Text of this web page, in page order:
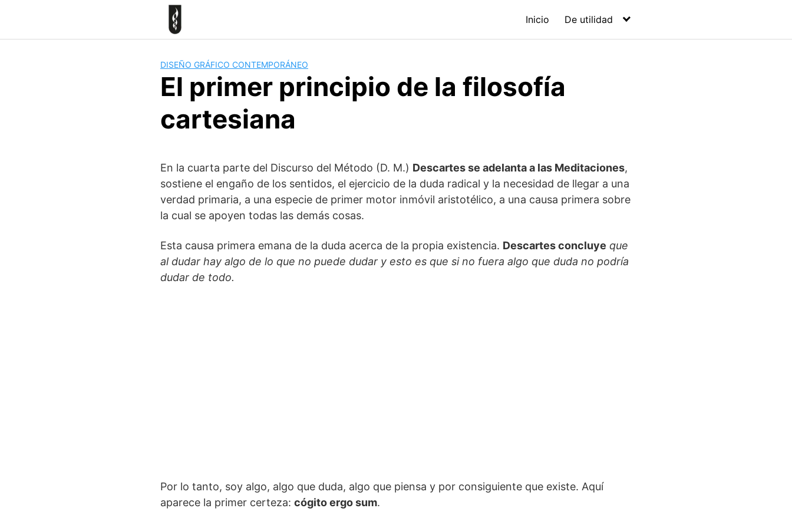
Inicio De utilidad
DISEÑO GRÁFICO CONTEMPORÁNEO
El primer principio de la filosofía
cartesiana
En la cuarta parte del Discurso del Método (D. M.) Descartes se adelanta a las Meditaciones,
sostiene el engaño de los sentidos, el ejercicio de la duda radical y la necesidad de llegar a una
verdad primaria, a una especie de primer motor inmóvil aristotélico, a una causa primera sobre
la cual se apoyen todas las demás cosas.
Esta causa primera emana de la duda acerca de la propia existencia. Descartes concluye que
al dudar hay algo de lo que no puede dudar y esto es que si no fuera algo que duda no podría
dudar de todo.
Por lo tanto, soy algo, algo que duda, algo que piensa y por consiguiente que existe. Aquí
aparece la primer certeza: cógito ergo sum.